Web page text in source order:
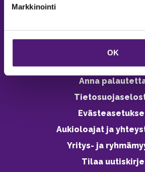
Markkinointi
OK
Vastuullisuus
Avoimet
Anna
Aukioloajat ja
Yritys- ja
Tilaa uutiskirje